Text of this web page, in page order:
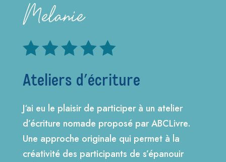
Melanie

Ateliers d’écriture
J‘ai eu le plaisir de participer à un atelier
d’écriture nomade proposé par ABCLivre.
Une approche originale qui permet à la
créativité des participants de s’épanouir